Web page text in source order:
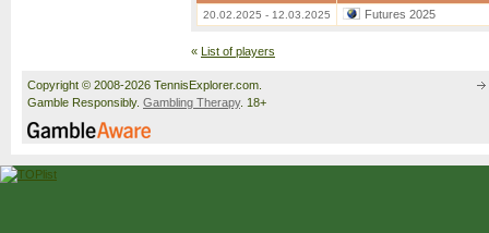
20.02.2025 - 12.03.2025 Futures 2025
« List of players
Copyright © 2008-2026 TennisExplorer.com.
Gamble Responsibly. Gambling Therapy. 18+